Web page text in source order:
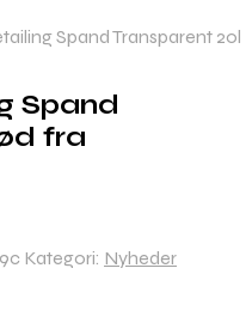
Spand Transparent 20l
Spand
fra
Kategori: Nyheder